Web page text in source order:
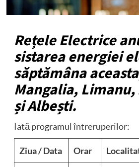
Rețele Electrice
sistarea energiei
săptămâna
Mangalia, Limanu,
și Albești.
Iată programul întreruperilor:
Ziua / Data Orar